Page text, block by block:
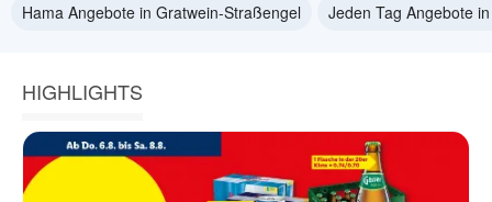
Hama Angebote in Gratwein-Straßengel
Jeden Tag Angebote
HIGHLIGHTS